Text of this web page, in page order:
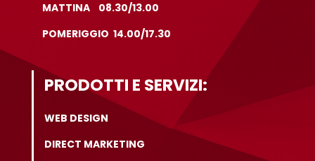
MATTINA 08.30/13.00
POMERIGGIO 14.00/17.30
PRODOTTI E SERVIZI:
WEB DESIGN
DIRECT MARKETING